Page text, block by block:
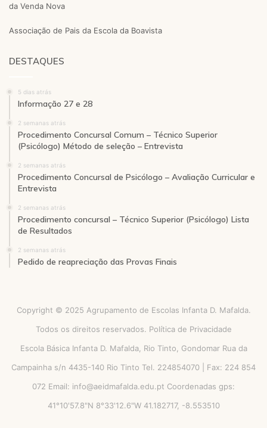
da Venda Nova
Associação de Pais da Escola da Boavista
DESTAQUES
5 dias atrás
Informação 27 e 28
2 semanas atrás
Procedimento Concursal Comum – Técnico Superior
(Psicólogo) Método de seleção – Entrevista
2 semanas atrás
Procedimento Concursal de Psicólogo – Avaliação Curricular e
Entrevista
2 semanas atrás
Procedimento concursal – Técnico Superior (Psicólogo) Lista
de Resultados
2 semanas atrás
Pedido de reapreciação das Provas Finais
Copyright © 2025 Agrupamento de Escolas Infanta D. Mafalda.
Todos os direitos reservados. Política de Privacidade
Escola Básica Infanta D. Mafalda, Rio Tinto, Gondomar Rua da
Campainha s/n 4435-140 Rio Tinto Tel. 224854070 | Fax: 224 854
072 Email: info@aeidmafalda.edu.pt Coordenadas gps:
41°10'57.8"N 8°33'12.6"W 41.182717, -8.553510